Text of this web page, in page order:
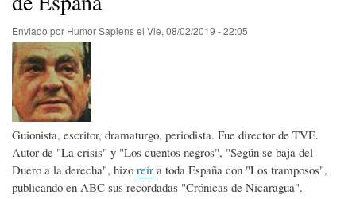
Enviado por Humor Sapiensel Vie, 08/02/2019 - 22:05
Guionista, escritor, dramaturgo, periodista. Fue director de TVE.
Autor de "La crisis" y "Los cuentos negros", "Según se baja del
Duero a la derecha", hizo reír a toda España con "Los tramposos",
publicando en ABC sus recordadas "Crónicas de Nicaragua".